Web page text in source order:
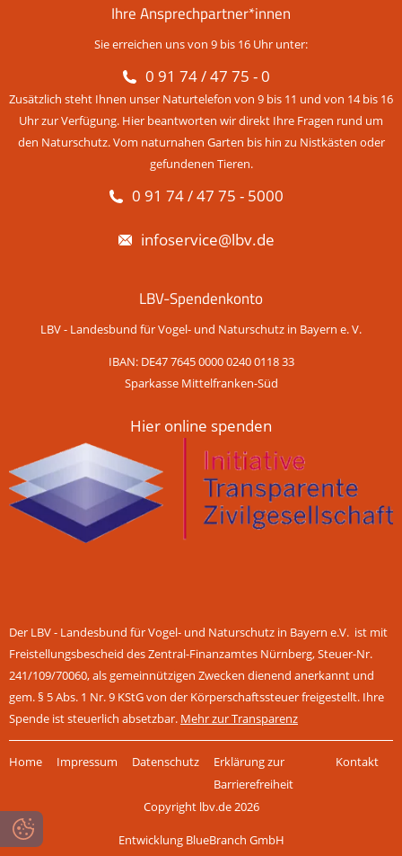
Ihre Ansprechpartner*innen
Sie erreichen uns von 9 bis 16 Uhr unter:
0 91 74 / 47 75 - 0
Zusätzlich steht Ihnen unser Naturtelefon von 9 bis 11 und von 14 bis 16
Uhr zur Verfügung. Hier beantworten wir direkt Ihre Fragen rund um
den Naturschutz. Vom naturnahen Garten bis hin zu Nistkästen oder
gefundenen Tieren.
0 91 74 / 47 75 - 5000
infoservice@lbv.de
LBV-Spendenkonto
LBV - Landesbund für Vogel- und Naturschutz in Bayern e. V.
IBAN: DE47 7645 0000 0240 0118 33
Sparkasse Mittelfranken-Süd
Hier online spenden
Der LBV - Landesbund für Vogel- und Naturschutz in Bayern e.V. ist mit
Freistellungsbescheid des Zentral-Finanzamtes Nürnberg, Steuer-Nr.
241/109/70060, als gemeinnützigen Zwecken dienend anerkannt und
gem. § 5 Abs. 1 Nr. 9 KStG von der Körperschaftssteuer freigestellt. Ihre
Spende ist steuerlich absetzbar. Mehr zur Transparenz
überspringen
Home Impressum Datenschutz
Erklärung zur
Barrierefreiheit
Kontakt
Copyright lbv.de 2026
Entwicklung BlueBranch GmbH